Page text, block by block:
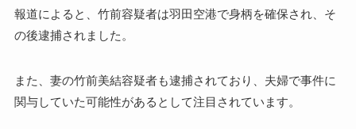
報道によると、竹前容疑者は羽田空港で身柄を確保され、そ
の後逮捕されました。
また、妻の竹前美結容疑者も逮捕されており、夫婦で事件に
関与していた可能性があるとして注目されています。